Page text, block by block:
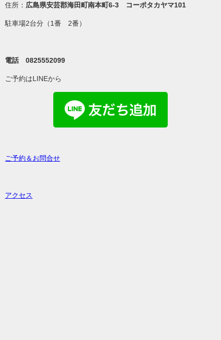
住所： 広島県安芸郡海田町南本町6-3 コーポタカヤマ101
駐車場2台分（1番 2番）
電話 0825552099
ご予約はLINEから
ご予約＆お問合せ
アクセス